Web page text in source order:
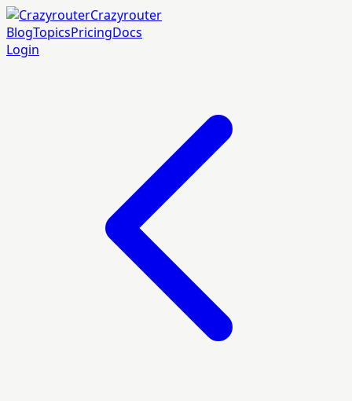
Crazyrouter
BlogTopicsPricingDocs
Login